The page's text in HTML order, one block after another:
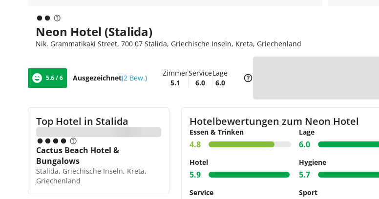
Neon Hotel (Stalida)
Nik. Grammatikaki Street, 700 07 Stalida, Griechische Inseln, Kreta, Griechenland
5.6 / 6 Ausgezeichnet(2 Bew.)
Zimmer
5.1
Service
6.0
Lage
6.0
Top Hotel in Stalida
Cactus Beach Hotel &
Bungalows
Stalida, Griechische Inseln, Kreta,
Griechenland
Hotelbewertungen zum Neon Hotel
Essen & Trinken
4.8
Lage
6.0
Hotel
5.9
Hygiene
5.7
Service Sport